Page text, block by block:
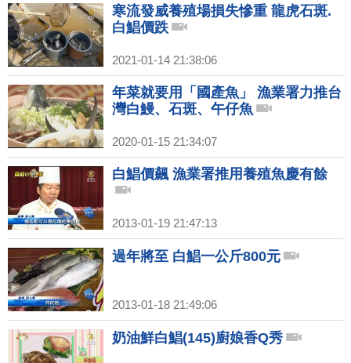
寒流發威養殖場損失慘重 龍虎石斑.
白鯧價跌
2021-01-14 21:38:06
年菜就要用「國產魚」 漁業署力推台
灣白鰻、石斑、午仔魚
2020-01-15 21:34:07
白鯧價飆 漁業署推用養殖魚慶有餘
2013-01-19 21:47:13
過年將至 白鯧一公斤800元
2013-01-18 21:49:06
奶油鮮白鯧(145)廚娘香Q秀